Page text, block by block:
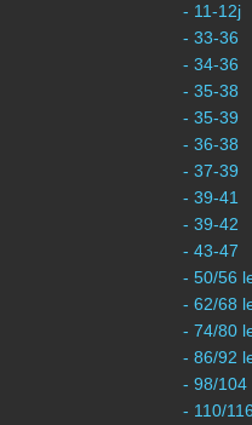
- 11-12j
- 33-36
- 34-36
- 35-38
- 35-39
- 36-38
- 37-39
- 39-41
- 39-42
- 43-47
- 50/56
- 62/68
- 74/80
- 86/92
- 98/104
- 110/